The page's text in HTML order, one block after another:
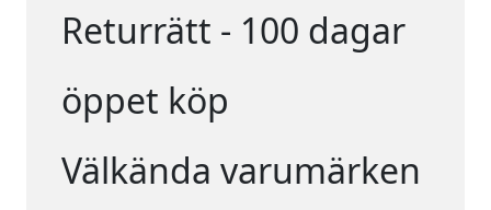
Returrätt - 100 dagar
öppet köp
Välkända varumärken